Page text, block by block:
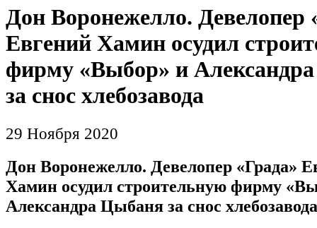
Дон Воронежелло. Девелопер
Евгений Хамин осудил
фирму «Выбор» и
за снос хлебозавода
29 Ноября 2020
Дон Воронежелло. Девелопер «Града»
Хамин осудил строительную фирму
Александра Цыбаня за снос хлебозавода